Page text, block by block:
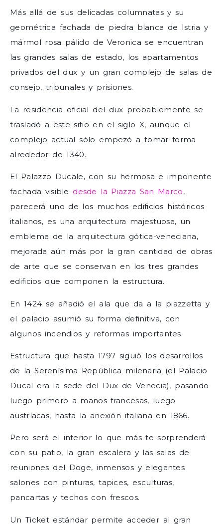
Más allá de sus delicadas columnatas y su
geométrica fachada de piedra blanca de Istria y
mármol rosa pálido de Veronica se encuentran
las grandes salas de estado, los apartamentos
privados del dux y un gran complejo de salas de
consejo, tribunales y prisiones.
La residencia oficial del dux probablemente se
trasladó a este sitio en el siglo X, aunque el
complejo actual sólo empezó a tomar forma
alrededor de 1340.
El Palazzo Ducale, con su hermosa e imponente
fachada visible desde la Piazza San Marco,
parecerá uno de los muchos edificios históricos
italianos, es una arquitectura majestuosa, un
emblema de la arquitectura gótica-veneciana,
mejorada aún más por la gran cantidad de obras
de arte que se conservan en los tres grandes
edificios que componen la estructura.
En 1424 se añadió el ala que da a la piazzetta y
el palacio asumió su forma definitiva, con
algunos incendios y reformas importantes.
Estructura que hasta 1797 siguió los desarrollos
de la Serenísima República milenaria (el Palacio
Ducal era la sede del Dux de Venecia), pasando
luego primero a manos francesas, luego
austríacas, hasta la anexión italiana en 1866.
Pero será el interior lo que más te sorprenderá
con su patio, la gran escalera y las salas de
reuniones del Doge, inmensos y elegantes
salones con pinturas, tapices, esculturas,
pancartas y techos con frescos.
Un Ticket estándar permite acceder al gran